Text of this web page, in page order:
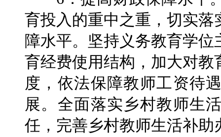
育投入的重中之重，切实
障水平。坚持义务教育学
育经费使用结构，加大对
度，依法保障教师工资待
展。全面落实乡村教师生
任，完善乡村教师生活补